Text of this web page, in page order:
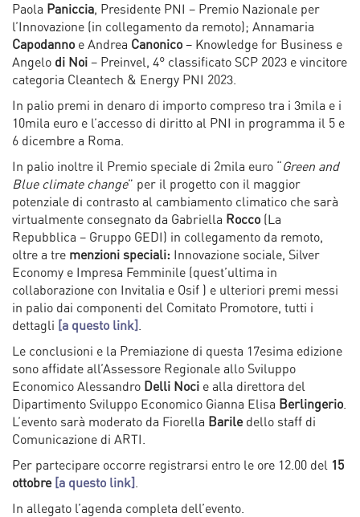
Paola Paniccia, Presidente PNI – Premio Nazionale per
l’Innovazione (in collegamento da remoto); Annamaria
Capodanno e Andrea Canonico – Knowledge for Business e
Angelo di Noi – Preinvel, 4° classificato SCP 2023 e vincitore
categoria Cleantech & Energy PNI 2023.
In palio premi in denaro di importo compreso tra i 3mila e i
10mila euro e l’accesso di diritto al PNI in programma il 5 e
6 dicembre a Roma.
In palio inoltre il Premio speciale di 2mila euro “Green and
Blue climate change” per il progetto con il maggior
potenziale di contrasto al cambiamento climatico che sarà
virtualmente consegnato da Gabriella Rocco (La
Repubblica – Gruppo GEDI) in collegamento da remoto,
oltre a tre menzioni speciali: Innovazione sociale, Silver
Economy e Impresa Femminile (quest’ultima in
collaborazione con Invitalia e Osif ) e ulteriori premi messi
in palio dai componenti del Comitato Promotore, tutti i
dettagli [a questo link].
Le conclusioni e la Premiazione di questa 17esima edizione
sono affidate all’Assessore Regionale allo Sviluppo
Economico Alessandro Delli Noci e alla direttora del
Dipartimento Sviluppo Economico Gianna Elisa Berlingerio.
L’evento sarà moderato da Fiorella Bariledello staff di
Comunicazione di ARTI.
Per partecipare occorre registrarsi entro le ore 12.00 del 15
ottobre [a questo link].
In allegato l’agenda completa dell’evento.